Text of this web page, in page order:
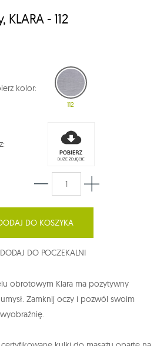
- 112
kolor:
112
DO KOSZYKA
DODAJ DO POCZEKALNI
obrotowym Klara ma pozytywny
Zamknij oczy i pozwól swoim